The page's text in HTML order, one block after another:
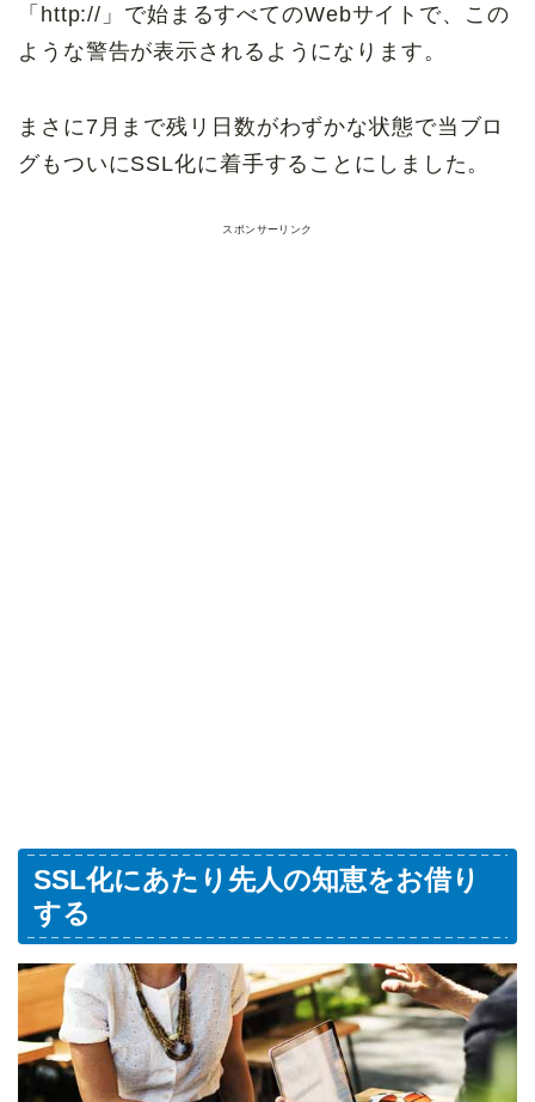
「http://」で始まるすべてのWebサイトで、この
ような警告が表示されるようになります。
まさに7月まで残リ日数がわずかな状態で当ブロ
グもついにSSL化に着手することにしました。
スポンサーリンク
SSL化にあたり先人の知恵をお借り
する